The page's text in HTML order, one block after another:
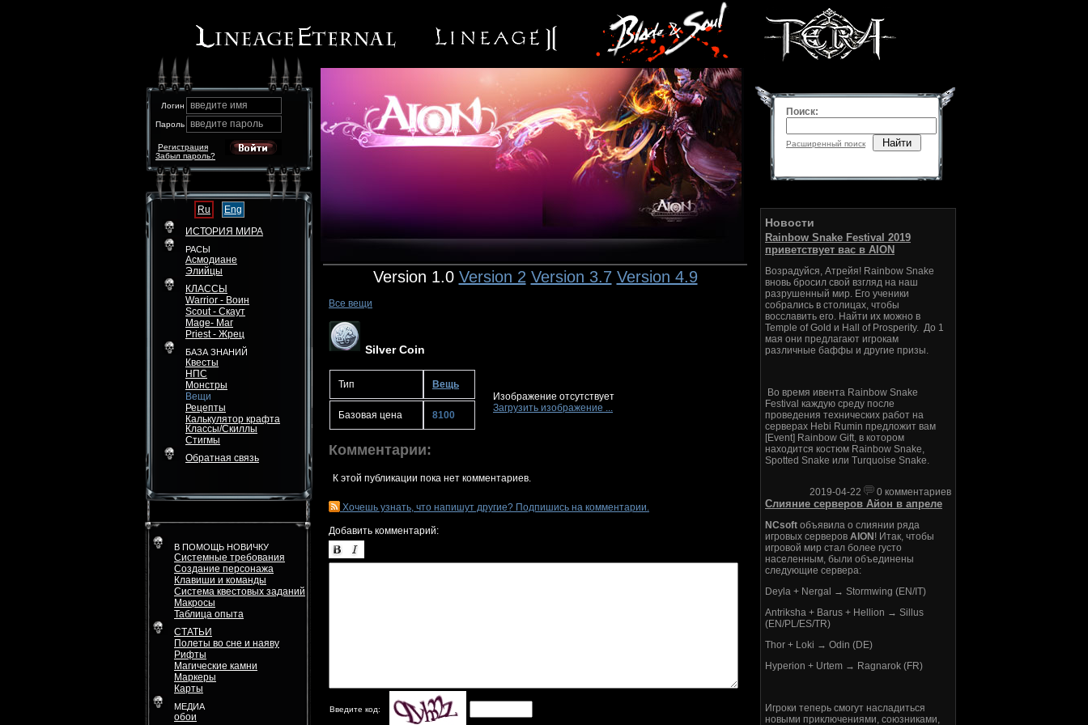
Логин введите имя
Пароль введите пароль
Забыл пароль?
Регистрация
Ru
Eng
ИСТОРИЯ МИРА
РАСЫ
Асмодиане
Элийцы
КЛАССЫ
Warrior - Воин
Scout - Скаут
Mage- Маг
Priest - Жрец
БАЗА ЗНАНИЙ
Квесты
НПС
Монстры
Вещи
Рецепты
Калькулятор крафта
Классы/Скиллы
Стигмы
Обратная связь
В ПОМОЩЬ НОВИЧКУ
Системные требования
Создание персонажа
Клавиши и команды
Система квестовых заданий
Макросы
Таблица опыта
СТАТЬИ
Полеты во сне и наяву
Рифты
Магические камни
Маркеры
Карты
МЕДИА
обои
Version 1.0 Version 2 Version 3.7 Version 4.9
Все вещи
Silver Coin
Тип Вещь
Базовая цена 8100
Изображение отсутствует
Загрузить изображение ...
Комментарии:
К этой публикации пока нет комментариев.
Хочешь узнать, что напишут другие? Подпишись на комментарии.
Добавить комментарий:
Введите код:
Поиск:
Расширенный поиск Найти
Новости
Rainbow Snake Festival 2019
приветствует вас в AION
Возрадуйся, Атрейя! Rainbow Snake
вновь бросил свой взгляд на наш
разрушенный мир. Его ученики
собрались в столицах, чтобы
восславить его. Найти их можно в
Temple of Gold и Hall of Prosperity. До 1
мая они предлагают игрокам
различные баффы и другие призы.
Во время ивента Rainbow Snake
Festival каждую среду после
проведения технических работ на
серверах Hebi Rumin предложит вам
[Event] Rainbow Gift, в котором
находится костюм Rainbow Snake,
Spotted Snake или Turquoise Snake.
2019-04-22 0 комментариев
Слияние серверов Айон в апреле
NCsoft объявила о слиянии ряда
игровых серверов AION ! Итак, чтобы
игровой мир стал более густо
населенным, были объединены
следующие сервера:
Deyla + Nergal → Stormwing (EN/IT)
Antriksha + Barus + Hellion → Sillus
(EN/PL/ES/TR)
Thor + Loki → Odin (DE)
Hyperion + Urtem → Ragnarok (FR)
Игроки теперь смогут насладиться
новыми приключениями, союзниками,